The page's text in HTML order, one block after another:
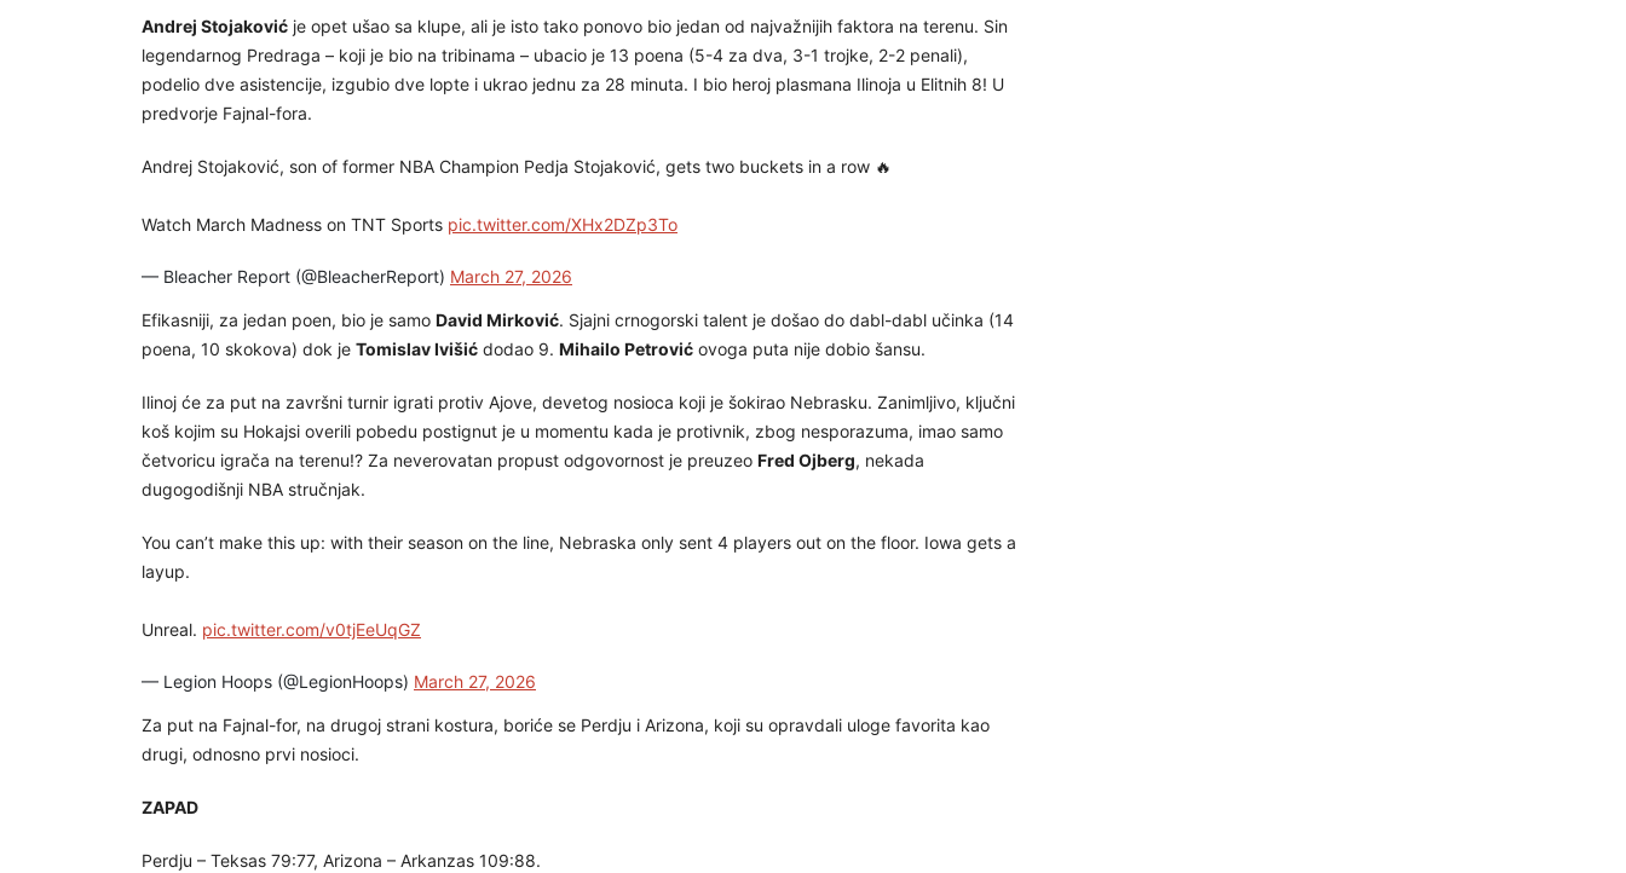
Andrej Stojaković je opet ušao sa klupe, ali je isto tako ponovo bio jedan od najvažnijih faktora na terenu. Sin
legendarnog Predraga – koji je bio na tribinama – ubacio je 13 poena (5-4 za dva, 3-1 trojke, 2-2 penali),
podelio dve asistencije, izgubio dve lopte i ukrao jednu za 28 minuta. I bio heroj plasmana Ilinoja u Elitnih 8! U
predvorje Fajnal-fora.
Andrej Stojaković, son of former NBA Champion Pedja Stojaković, gets two buckets in a row 🔥
Watch March Madness on TNT Sports pic.twitter.com/XHx2DZp3To
— Bleacher Report (@BleacherReport) March 27, 2026
Efikasniji, za jedan poen, bio je samo David Mirković. Sjajni crnogorski talent je došao do dabl-dabl učinka (14
poena, 10 skokova) dok je Tomislav Ivišić dodao 9. Mihailo Petrović ovoga puta nije dobio šansu.
Ilinoj će za put na završni turnir igrati protiv Ajove, devetog nosioca koji je šokirao Nebrasku. Zanimljivo, ključni
koš kojim su Hokajsi overili pobedu postignut je u momentu kada je protivnik, zbog nesporazuma, imao samo
četvoricu igrača na terenu!? Za neverovatan propust odgovornost je preuzeo Fred Ojberg, nekada
dugogodišnji NBA stručnjak.
You can’t make this up: with their season on the line, Nebraska only sent 4 players out on the floor. Iowa gets a
layup.
Unreal. pic.twitter.com/v0tjEeUqGZ
— Legion Hoops (@LegionHoops) March 27, 2026
Za put na Fajnal-for, na drugoj strani kostura, boriće se Perdju i Arizona, koji su opravdali uloge favorita kao
drugi, odnosno prvi nosioci.
ZAPAD
Perdju – Teksas 79:77, Arizona – Arkanzas 109:88.